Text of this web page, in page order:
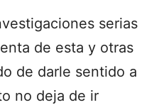
serias
de esta y otras
de darle sentido a
no deja de ir